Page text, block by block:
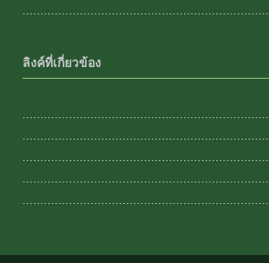
.....................................................................
ลิงค์ที่เกี่ยวข้อง
.....................................................................
.....................................................................
.....................................................................
.....................................................................
.....................................................................